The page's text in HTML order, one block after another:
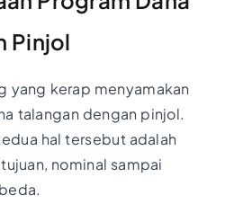
Pinjol
yang kerap menyamakan
talangan dengan pinjol.
hal tersebut adalah
nominal sampai